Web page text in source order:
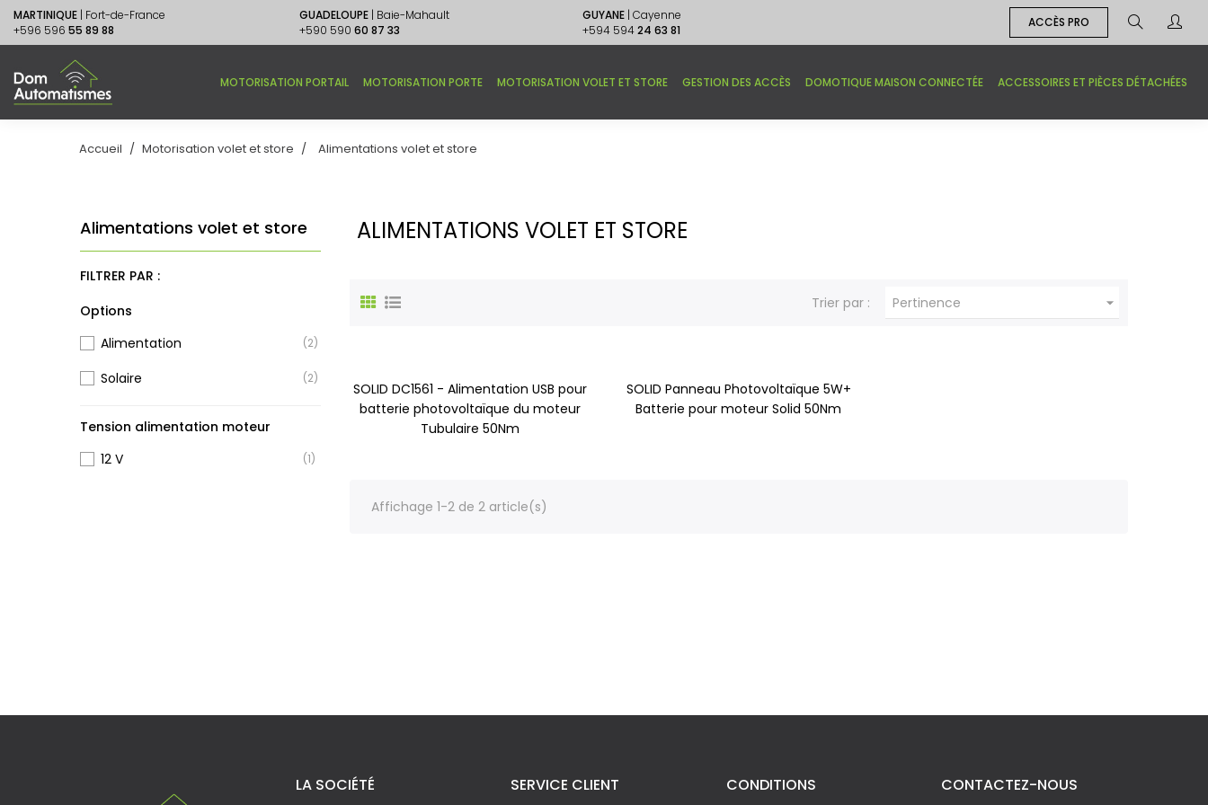
MARTINIQUE | Fort-de-France
+596 596 55 89 88
GUADELOUPE | Baie-Mahault
+590 590 60 87 33
GUYANE | Cayenne
+594 59424 63 81
ACCÈS PRO
MOTORISATION PORTAIL MOTORISATION PORTE MOTORISATION VOLET ET STORE GESTION DES ACCÈS DOMOTIQUE MAISON CONNECTÉE ACCESSOIRES ET PIÈCES DÉTACHÉES
Accueil Motorisation volet et store Alimentations volet et store
Alimentations volet et store
FILTRER PAR :
Options
Alimentation
(2)
Solaire (2)
Tension alimentation moteur
12 V
(1)
ALIMENTATIONS VOLET ET STORE
Trier par : Pertinence 
SOLID DC1561 - Alimentation USB pour
batterie photovoltaïque du moteur
Tubulaire 50Nm
SOLID Panneau Photovoltaïque 5W+
Batterie pour moteur Solid 50Nm
Affichage 1-2 de 2 article(s)
LA SOCIÉTÉ SERVICE CLIENT CONDITIONS CONTACTEZ-NOUS